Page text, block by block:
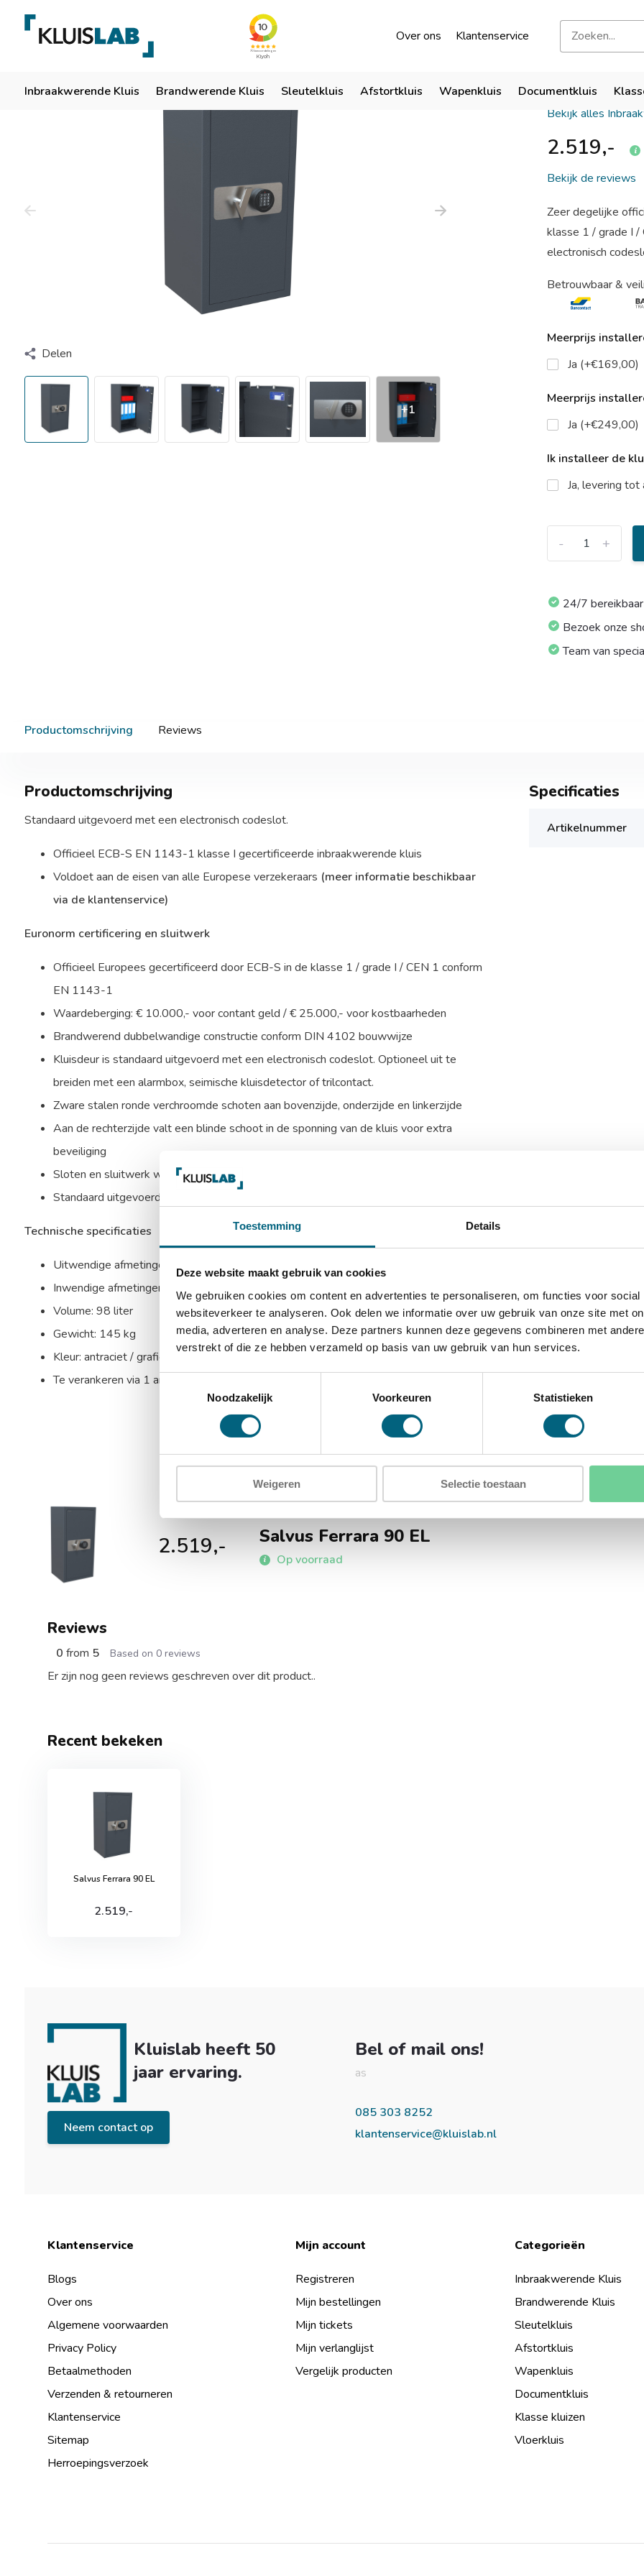
Toestemming Details
Deze website maakt gebruik van cookies
We gebruiken cookies om content en advertenties te personaliseren, om functies voor
websiteverkeer te analyseren. Ook delen we informatie over uw gebruik van onze site met
media, adverteren en analyse. Deze partners kunnen deze gegevens combineren met
verstrekt of die ze hebben verzameld op basis van uw gebruik van hun services.
Toestemmingsselectie
Noodzakelijk
Voorkeuren Statistieken
Weigeren Selectie toestaan
Over ons Klantenservice
Inbraakwerende Kluis Brandwerende Kluis Sleutelkluis Afstortkluis Wapenkluis Documentkluis
Ruim 50 jaar ervaring
Bezoek onze showroom
Delen
+1
Salvus
Bekijk alles
2.519,-
Bekijk de reviews
Zeer degelijke
klasse 1 / grade I
electronisch
Betrouwbaar &
Meerprijs
Ja (+€169,00)
Meerprijs
Ja (+€249,00)
Ik installeer de
Ja, levering
+
-
24/7 bereikbaar
Bezoek onze
Team van
Productomschrijving Reviews
Productomschrijving
Standaard uitgevoerd met een electronisch codeslot.
Officieel ECB-S EN 1143-1 klasse I gecertificeerde inbraakwerende kluis
Voldoet aan de eisen van alle Europese verzekeraars (meer informatie beschikbaar
via de klantenservice)
Euronorm certificering en sluitwerk
Officieel Europees gecertificeerd door ECB-S in de klasse 1 / grade I / CEN 1 conform
EN 1143-1
Waardeberging: € 10.000,- voor contant geld / € 25.000,- voor kostbaarheden
Brandwerend dubbelwandige constructie conform DIN 4102 bouwwijze
Kluisdeur is standaard uitgevoerd met een electronisch codeslot. Optioneel uit te
breiden met een alarmbox, seimische kluisdetector of trilcontact.
Zware stalen ronde verchroomde schoten aan bovenzijde, onderzijde en linkerzijde
Aan de rechterzijde valt een blinde schoot in de sponning van de kluis voor extra
beveiliging
Sloten en sluitwerk worden beschermd door mangaanstalen harde platen en relockers
Standaard uitgevoerd met 2 in hoogte verstelbare uitneembare legborden
Technische specificaties
Uitwendige afmetingen: 900 x 440 x 380 mm (HxBxD)
Inwendige afmetingen: 852 x 392 x 293 mm (HxBxD)
Volume: 98 liter
Gewicht: 145 kg
Kleur: antraciet / grafietgrijs (RAL 7024)
Te verankeren via 1 ankergat in de bodem
Specificaties
Artikelnummer
2.519,- Salvus Ferrara 90 EL
Op voorraad
Reviews
0 from 5 Based on 0 reviews
Er zijn nog geen reviews geschreven over dit product..
Recent bekeken
Salvus Ferrara 90 EL
2.519,-
Kluislab heeft 50
jaar ervaring.
Neem contact op
Bel of mail ons!
as
085 303 8252
klantenservice@kluislab.nl
Klantenservice
Blogs
Over ons
Algemene voorwaarden
Privacy Policy
Betaalmethoden
Verzenden & retourneren
Klantenservice
Sitemap
Herroepingsverzoek
Mijn account
Registreren
Mijn bestellingen
Mijn tickets
Mijn verlanglijst
Vergelijk producten
Categorieën
Inbraakwerende Kluis
Brandwerende Kluis
Sleutelkluis
Afstortkluis
Wapenkluis
Documentkluis
Klasse kluizen
Vloerkluis